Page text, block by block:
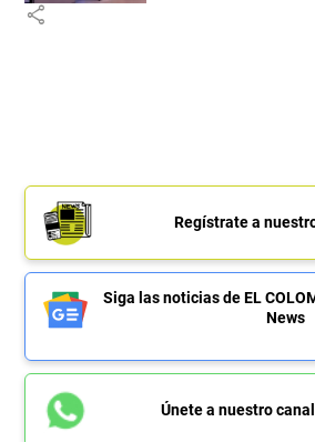
share
Regístrate a
Siga las noticias de EL
News
Únete a nuestro